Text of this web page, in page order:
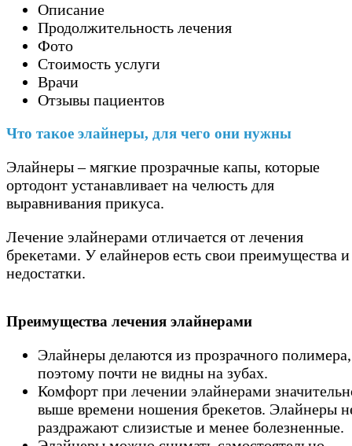
Описание
Продолжительность лечения
Фото
Стоимость услуги
Врачи
Отзывы пациентов
Что такое элайнеры, для чего они нужны
Элайнеры – мягкие прозрачные капы, которые
ортодонт устанавливает на челюсть для
выравнивания прикуса.
Лечение элайнерами отличается от лечения
брекетами. У елайнеров есть свои преимущества и
недостатки.
Преимущества лечения элайнерами
Элайнеры делаются из прозрачного полимера,
поэтому почти не видны на зубах.
Комфорт при лечении элайнерами
выше времени ношения брекетов. Элайнеры
раздражают слизистые и менее болезненные.